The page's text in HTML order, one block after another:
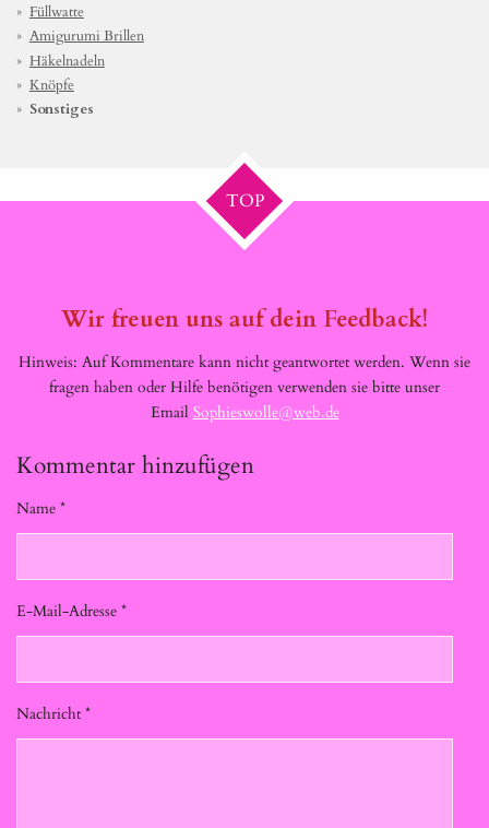
Füllwatte
Amigurumi Brillen
Häkelnadeln
Knöpfe
Sonstiges
TOP
Wir freuen uns auf dein Feedback!
Hinweis: Auf Kommentare kann nicht geantwortet werden. Wenn sie
fragen haben oder Hilfe benötigen verwenden sie bitte unser
Email Sophieswolle@web.de
Kommentar hinzufügen
Name *
E-Mail-Adresse *
Nachricht *